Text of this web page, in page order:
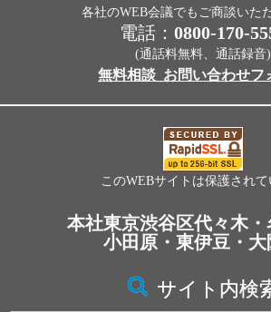
各社のWEB会議でもご商談いた
電話： 0800-170-
(通話料無料、通話録音)
無料相談_お問い合わせフ
このWEBサイトは保護されて
本社東京渋谷区代々木・
小田原・東伊豆・
サイト内検